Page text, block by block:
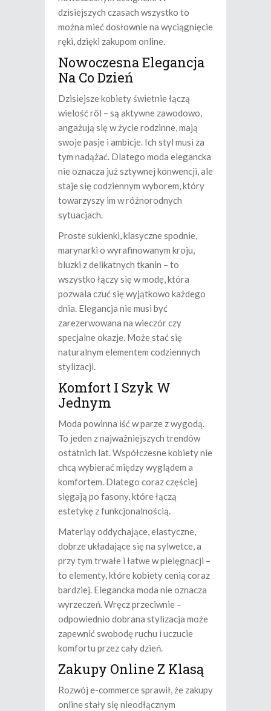
dzisiejszych czasach wszystko to
można mieć dosłownie na wyciągnięcie
ręki, dzięki zakupom online.
Nowoczesna Elegancja
Na Co Dzień
Dzisiejsze kobiety świetnie łączą
wielość rôl – są aktywne zawodowo,
angażują się w życie rodzinne, mają
swoje pasje i ambicje. Ich styl musi za
tym nadążać. Dlatego moda elegancka
nie oznacza już sztywnej konwencji, ale
staje się codziennym wyborem, który
towarzyszy im w różnorodnych
sytuacjach.
Proste sukienki, klasyczne spodnie,
marynarki o wyrafinowanym kroju,
bluzki z delikatnych tkanin – to
wszystko łączy się w modę, która
pozwala czuć się wyjątkowo każdego
dnia. Elegancja nie musi być
zarezerwowana na wieczór czy
specjalne okazje. Może stać się
naturalnym elementem codziennych
stylizacji.
Komfort I Szyk W
Jednym
Moda powinna iść w parze z wygodą.
To jeden z najważniejszych trendów
ostatnich lat. Współczesne kobiety nie
chcą wybierać między wyglądem a
komfortem. Dlatego coraz częściej
sięgają po fasony, które łączą
estetykę z funkcjonalnością.
Materiąy oddychające, elastyczne,
dobrze układające się na sylwetce, a
przy tym trwałe i łatwe w pielęgnacji –
to elementy, które kobiety cenią coraz
bardziej. Elegancka moda nie oznacza
wyrzeczeń. Wręcz przeciwnie –
odpowiednio dobrana stylizacja może
zapewnić swobodę ruchu i uczucie
komfortu przez cały dzień.
Zakupy Online Z Klasą
Rozwój e-commerce sprawił, że zakupy
online stały się nieodłącznym